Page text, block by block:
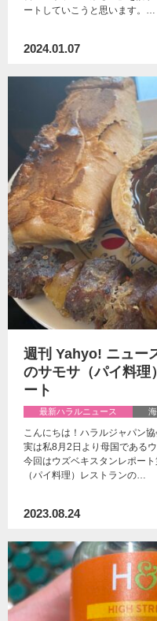
ートしていこうと思います。…
2024.01.07
週刊 Yahyo! ニュー
のサモサ（パイ料理
ート
最新ハラルニュース
こんにちは！ハラルジャパン
実は私8月2日より母国である
今回はウズベキスタンレポー
（パイ料理）レストランの…
2023.08.24